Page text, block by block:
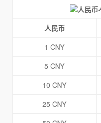
人民币
1 CNY
5 CNY
10 CNY
25 CNY